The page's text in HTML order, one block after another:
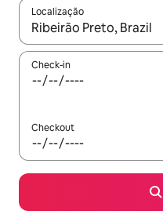
Localização
Quando os resultados
Check-in
Checkout